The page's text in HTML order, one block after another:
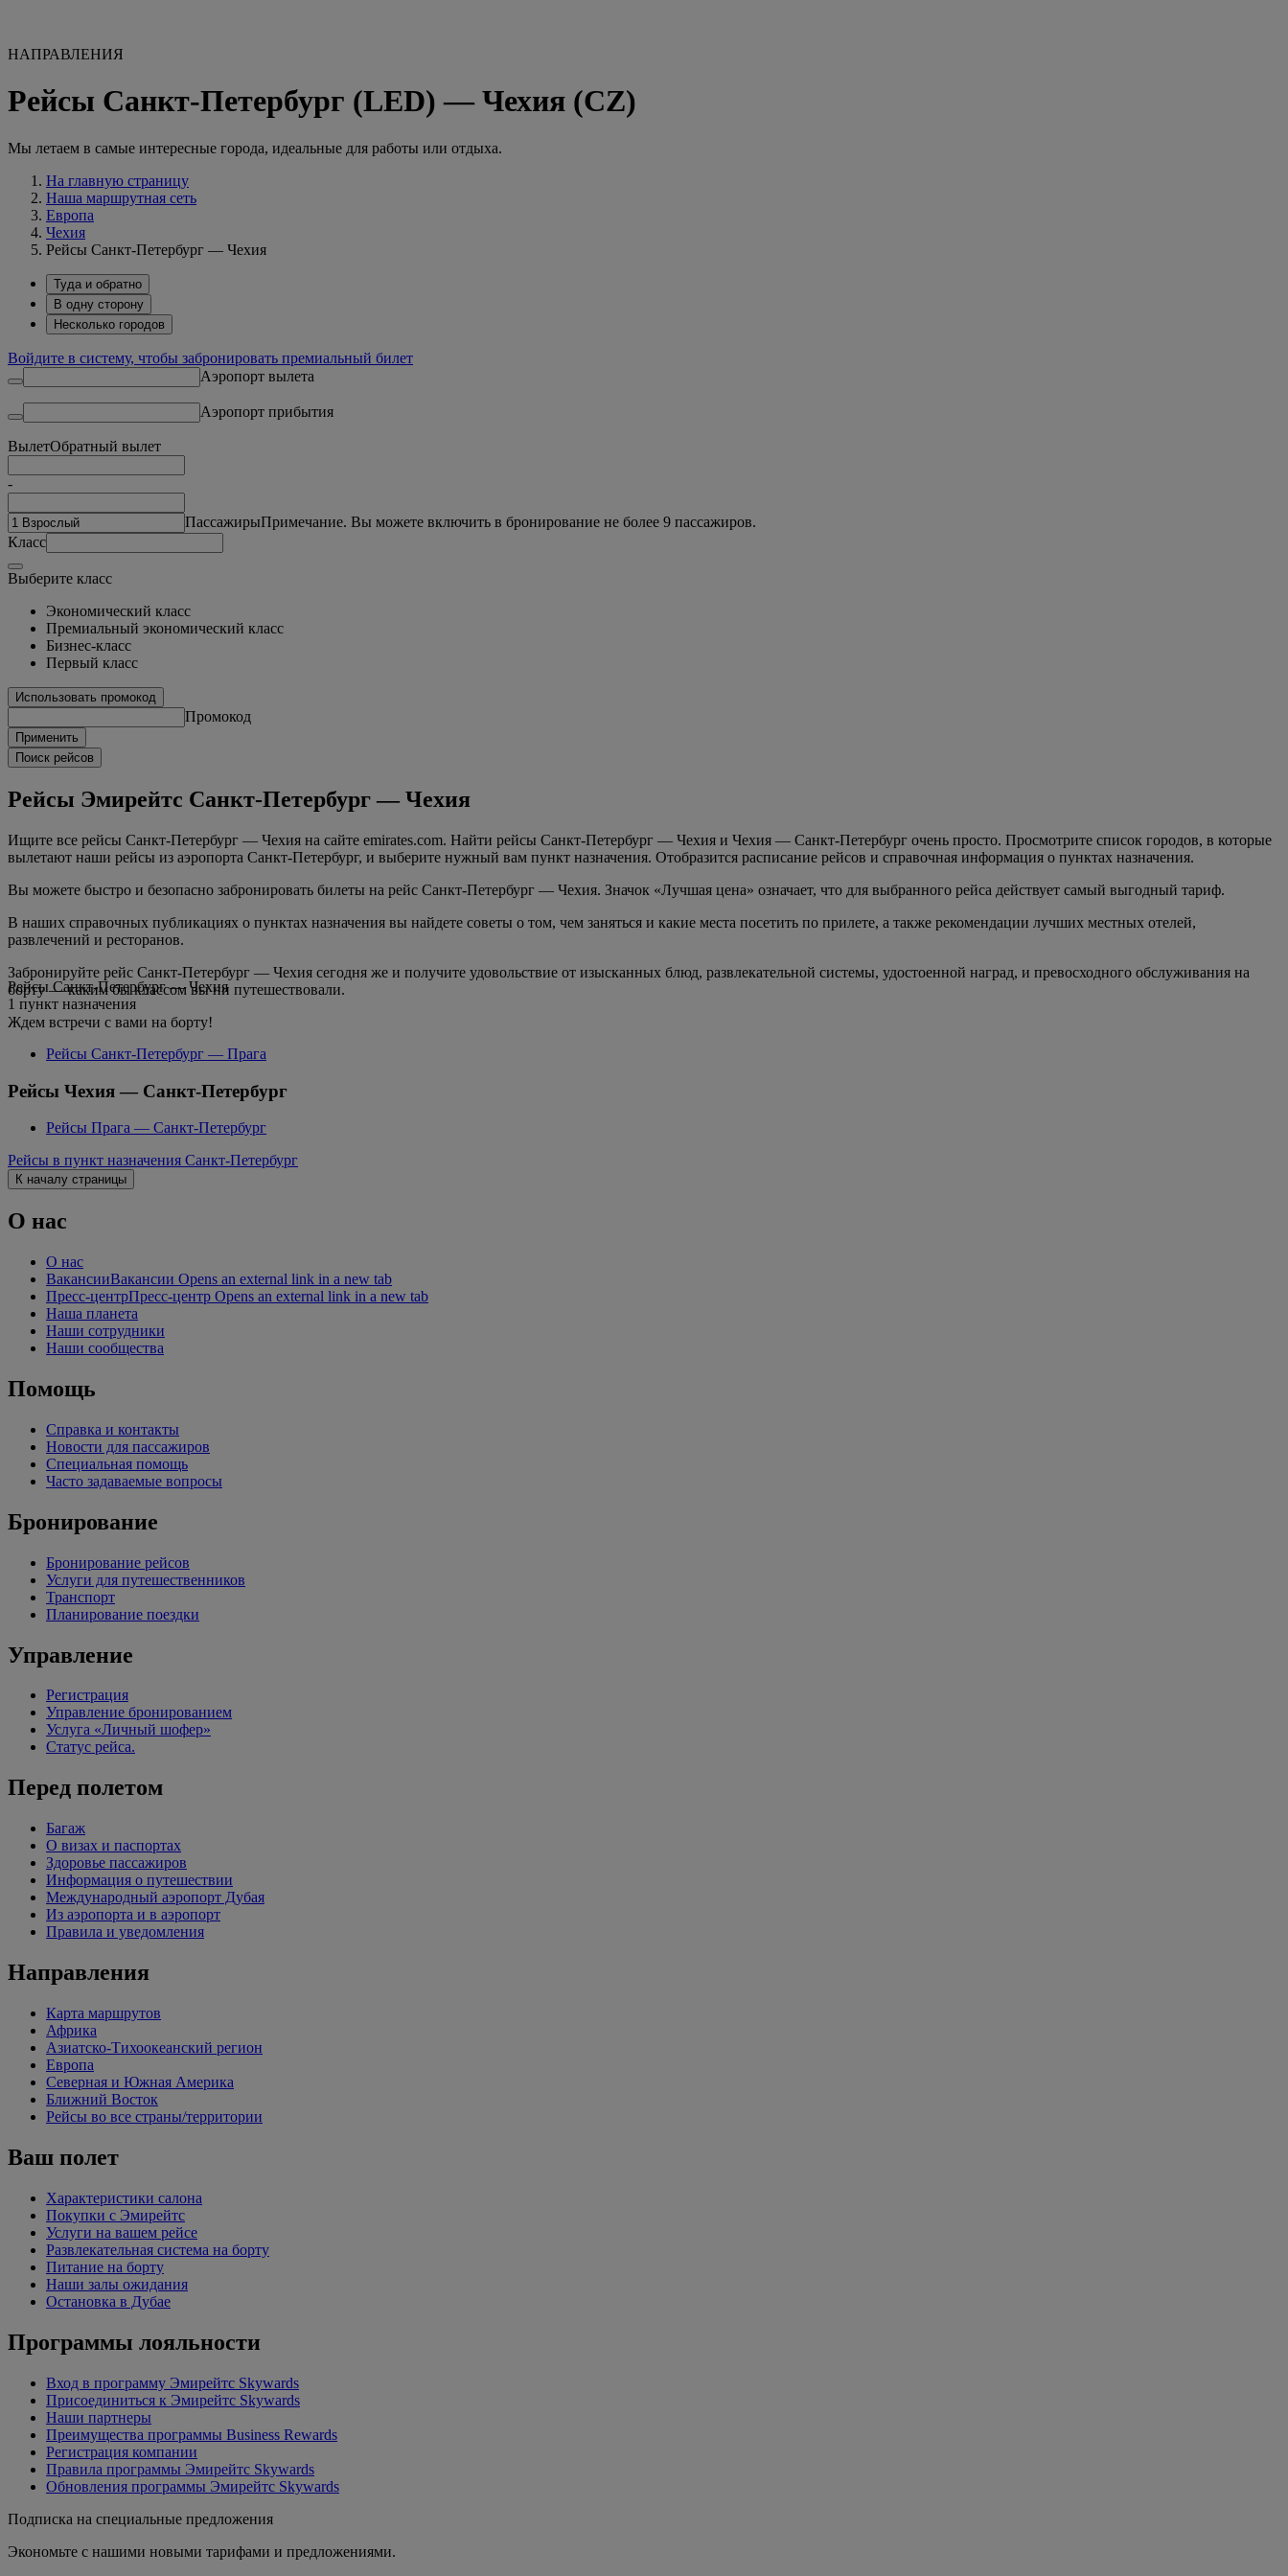
НАПРАВЛЕНИЯ
Рейсы Санкт-Петербург (LED) — Чехия (CZ)
Мы летаем в самые интересные города, идеальные для работы или отдыха.
На главную страницу
Наша маршрутная сеть
Европа
Чехия
Рейсы Санкт-Петербург — Чехия
Туда и обратно
В одну сторону
Несколько городов
Войдите в систему, чтобы забронировать премиальный билет
Аэропорт вылета
Аэропорт прибытия
ВылетОбратный вылет
-
ПассажирыПримечание. Вы можете включить в бронирование не более 9 пассажиров.
Класс
Выберите класс
Экономический класс
Премиальный экономический класс
Бизнес-класс
Первый класс
Использовать промокод
Промокод
Применить
Поиск рейсов
Рейсы Эмирейтс Санкт-Петербург — Чехия
Ищите все рейсы Санкт-Петербург — Чехия на сайте emirates.com. Найти рейсы Санкт-Петербург — Чехия и Чехия — Санкт-Петербург очень просто. Просмотрите список городов, в которые
вылетают наши рейсы из аэропорта Санкт-Петербург, и выберите нужный вам пункт назначения. Отобразится расписание рейсов и справочная информация о пунктах назначения.
Вы можете быстро и безопасно забронировать билеты на рейс Санкт-Петербург — Чехия. Значок «Лучшая цена» означает, что для выбранного рейса действует самый выгодный тариф.
В наших справочных публикациях о пунктах назначения вы найдете советы о том, чем заняться и какие места посетить по прилете, а также рекомендации лучших местных отелей,
развлечений и ресторанов.
Забронируйте рейс Санкт-Петербург — Чехия сегодня же и получите удовольствие от изысканных блюд, развлекательной системы, удостоенной наград, и превосходного обслуживания на
борту — каким бы классом вы ни путешествовали.
Ждем встречи с вами на борту!
Рейсы Санкт-Петербург — Чехия
1 пункт назначения
Рейсы Санкт-Петербург — Прага
Рейсы Чехия — Санкт-Петербург
Рейсы Прага — Санкт-Петербург
Рейсы в пункт назначения Санкт-Петербург
К началу страницы
О нас
О нас
ВакансииВакансии Opens an external link in a new tab
Пресс-центрПресс-центр Opens an external link in a new tab
Наша планета
Наши сотрудники
Наши сообщества
Помощь
Справка и контакты
Новости для пассажиров
Специальная помощь
Часто задаваемые вопросы
Бронирование
Бронирование рейсов
Услуги для путешественников
Транспорт
Планирование поездки
Управление
Регистрация
Управление бронированием
Услуга «Личный шофер»
Статус рейса.
Перед полетом
Багаж
О визах и паспортах
Здоровье пассажиров
Информация о путешествии
Международный аэропорт Дубая
Из аэропорта и в аэропорт
Правила и уведомления
Направления
Карта маршрутов
Африка
Азиатско-Тихоокеанский регион
Европа
Северная и Южная Америка
Ближний Восток
Рейсы во все страны/территории
Ваш полет
Характеристики салона
Покупки с Эмирейтс
Услуги на вашем рейсе
Развлекательная система на борту
Питание на борту
Наши залы ожидания
Остановка в Дубае
Программы лояльности
Вход в программу Эмирейтс Skywards
Присоединиться к Эмирейтс Skywards
Наши партнеры
Преимущества программы Business Rewards
Регистрация компании
Правила программы Эмирейтс Skywards
Обновления программы Эмирейтс Skywards
Подписка на специальные предложения
Экономьте с нашими новыми тарифами и предложениями.